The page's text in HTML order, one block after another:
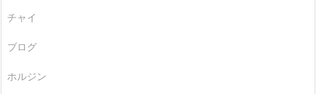
チャイ
ブログ
ホルジン